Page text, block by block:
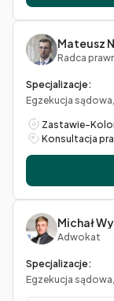
Mateusz
Radca
Specjalizacje:
Egzekucja
Zastawie-
Konsultacja
Michał
Adwokat
Specjalizacje:
Egzekucja